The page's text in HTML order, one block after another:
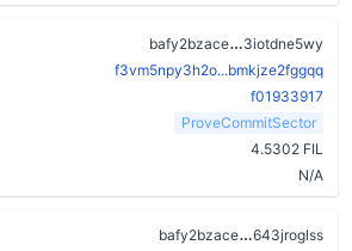
bafy2bzace
3iotdne5wy
f3vm5npy3h2o...bmkjze2fggqq
f01933917
ProveCommitSector
4.5302 FIL
N/A
bafy2bzace
643jroglss